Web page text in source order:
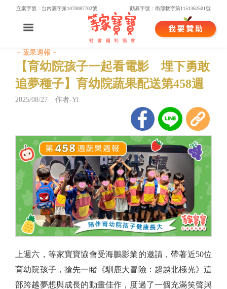
立案字號：台內團字第1070087702號 勸募字號：衛部救字第1151362501號
－蔬果週報－
【育幼院孩子一起看電影 埋下勇敢
追夢種子】育幼院蔬果配送第458週
2025/08/27 作者-Yi
上週六，等家寶寶協會受海鵬影業的邀請，帶著近50位
育幼院孩子，搶先一睹《馴鹿大冒險：超越北極光》這
部跨越夢想與成長的動畫佳作，度過了一個充滿笑聲與